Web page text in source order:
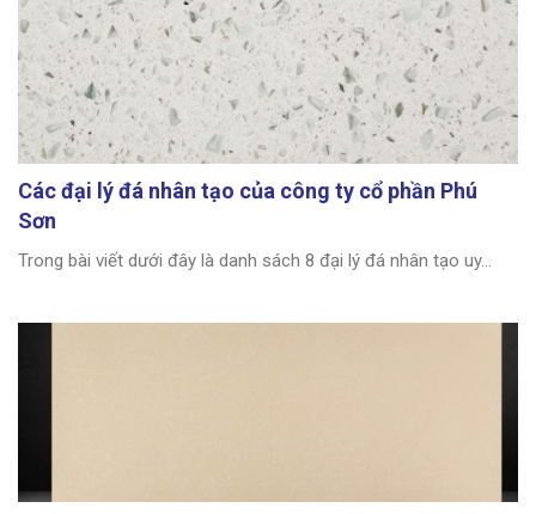
Các đại lý đá nhân tạo của công ty cổ phần Phú
Sơn
Trong bài viết dưới đây là danh sách 8 đại lý đá nhân tạo uy...